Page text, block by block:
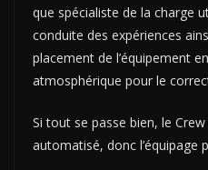
que spécialiste de la charge
conduite des expériences
placement de l’équipement
atmosphérique pour le
Si tout se passe bien, le
automatisé, donc l’équipage